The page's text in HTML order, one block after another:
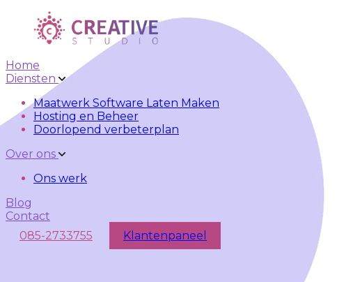
Skip to main content Skip to navigation
Home
Diensten
Maatwerk Software Laten Maken
Hosting en Beheer
Doorlopend verbeterplan
Over ons
Ons werk
Blog
Contact
085-2733755
Klantenpaneel